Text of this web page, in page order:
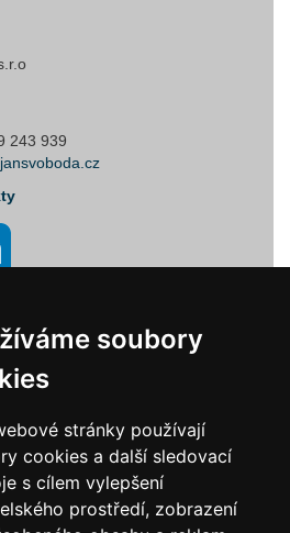
soubory
stránky používají
cookies a další sledovací
s cílem vylepšení
prostředí, zobrazení
soubory
stránky používají
cookies a další sledovací
s cílem vylepšení
prostředí, zobrazení
243 939
Alarm Systems
Control Systems Ltd.
& Co. KG
S.R.L.